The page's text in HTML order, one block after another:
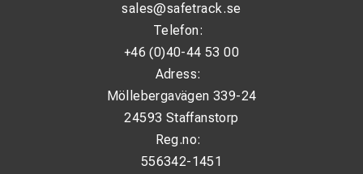
sales@safetrack.se
Telefon:
+46 (0)40-44 53 00
Adress:
Möllebergavägen 339-24
24593 Staffanstorp
Reg.no:
556342-1451